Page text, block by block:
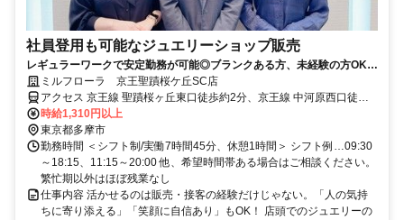
社員登用も可能なジュエリーショップ販売
レギュラーワークで安定勤務が可能◎ブランクある方、未経験の方OK！
【女性スタッフ活躍中】
ミルフローラ 京王聖蹟桜ケ丘SC店
アクセス 京王線 聖蹟桜ヶ丘東口徒歩約2分、京王線 中河原西口徒歩
約21分、京王線 百草園南口徒歩約25分 聖蹟桜ヶ丘駅徒歩２分
時給1,310円以上
東京都多摩市
勤務時間 ＜シフト制/実働7時間45分、休憩1時間＞ シフト例…09:30
～18:15、11:15～20:00 他、希望時間帯ある場合はご相談ください。
繁忙期以外はほぼ残業なし
仕事内容 活かせるのは販売・接客の経験だけじゃない。「人の気持
ちに寄り添える」「笑顔に自信あり」もOK！ 店頭でのジュエリーの